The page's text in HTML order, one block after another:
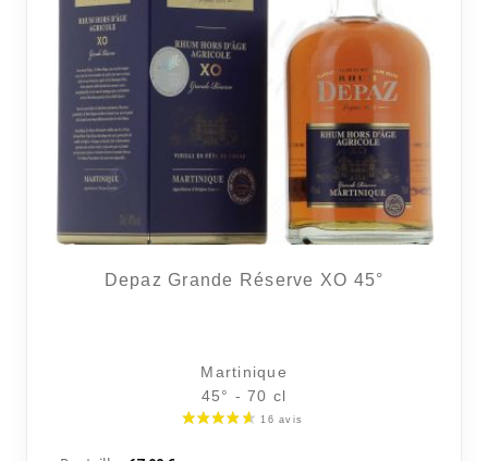
Depaz Grande Réserve XO 45°
Martinique
45° - 70 cl